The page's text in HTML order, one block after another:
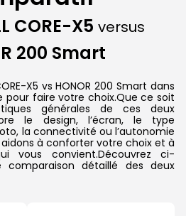
CORE-X5 versus
200 Smart
X5 vs HONOR 200 Smart dans
pour faire votre choix.Que ce soit
générales de ces deux
le design, l’écran, le type
la connectivité ou l’autonomie
à conforter votre choix et à
vous convient.Découvrez ci-
détaillé des deux